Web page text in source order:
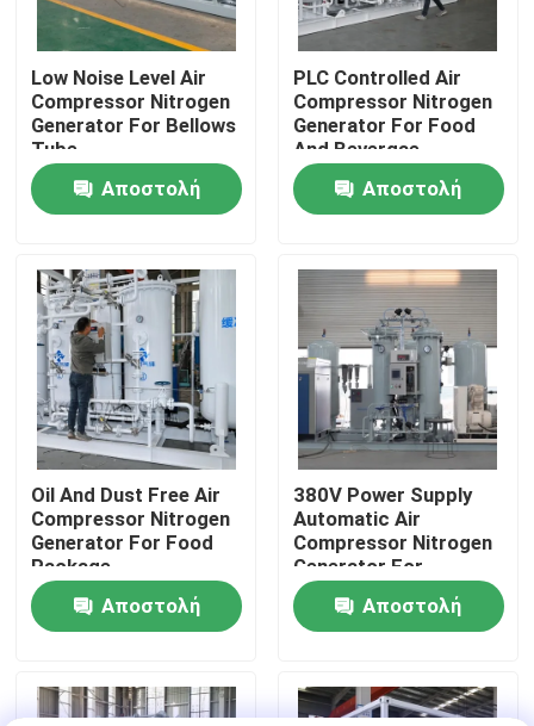
Σπίτι
Προϊόντα
Σχετικά με εμάς
Έλεγχος ποιότητας
Επικοινωνήστε μαζί μας
Ειδήσεις
Ζητήστε μια προσφορά
Παραγωγοί αζώτου PSA
Γεννήτρια αζώτου υψηλής αγνότητας
Low Noise Level Air
Compressor Nitrogen
Generator For Bellows
Tube
Αποστολή
PLC Controlled Air
Compressor Nitrogen
Generator For Food
And Bevergae
Αποστολή
Oil And Dust Free Air
Compressor Nitrogen
Generator For Food
Package
Αποστολή
380V Power Supply
Automatic Air
Compressor Nitrogen
Generator For
Beverage Filling
Αποστολή